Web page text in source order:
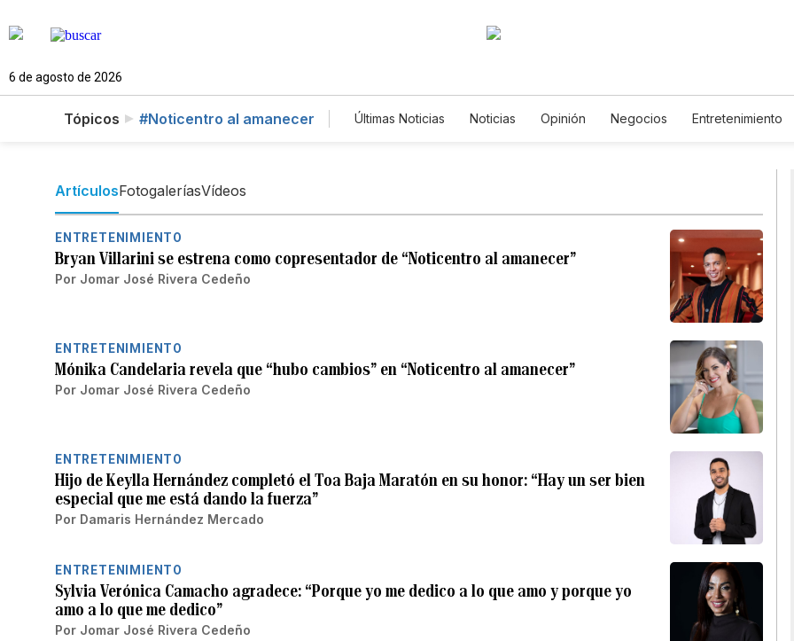
6 de agosto de 2026
Tópicos #Noticentro al amanecer Últimas Noticias Noticias Opinión Negocios Entretenimiento
ArtículosFotogaleríasVídeos
ENTRETENIMIENTO
Bryan Villarini se estrena como copresentador de “Noticentro al amanecer”
Por Jomar José Rivera Cedeño
ENTRETENIMIENTO
Mónika Candelaria revela que “hubo cambios” en “Noticentro al amanecer”
Por Jomar José Rivera Cedeño
ENTRETENIMIENTO
Hijo de Keylla Hernández completó el Toa Baja Maratón en su honor: “Hay un ser bien
especial que me está dando la fuerza”
Por Damaris Hernández Mercado
ENTRETENIMIENTO
Sylvia Verónica Camacho agradece: “Porque yo me dedico a lo que amo y porque yo
amo a lo que me dedico”
Por Jomar José Rivera Cedeño